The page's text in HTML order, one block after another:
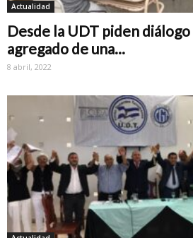
Actualidad
Desde la UDT piden
agregado de una...
8 abril, 2022